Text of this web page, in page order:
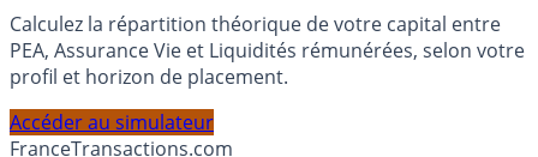
Simulateur d'Allocation
Calculez la répartition théorique de votre capital entre
profil et horizon de placement.